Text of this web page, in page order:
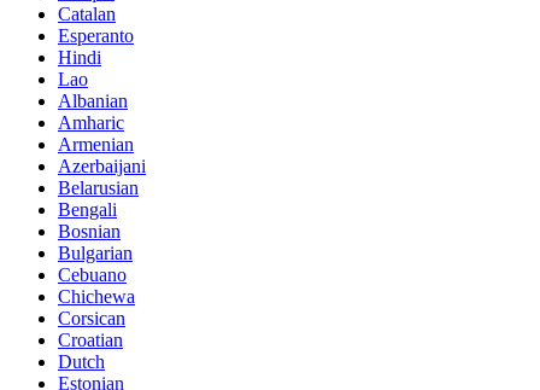
Catalan
Esperanto
Hindi
Lao
Albanian
Amharic
Armenian
Azerbaijani
Belarusian
Bengali
Bosnian
Bulgarian
Cebuano
Chichewa
Corsican
Croatian
Dutch
Estonian